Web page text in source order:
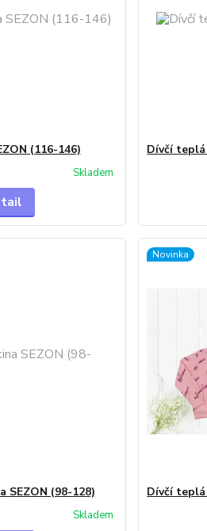
(116-146)
Skladem
Dívčí teplá
SEZON (98-128)
Skladem
Novinka
Dívčí teplá